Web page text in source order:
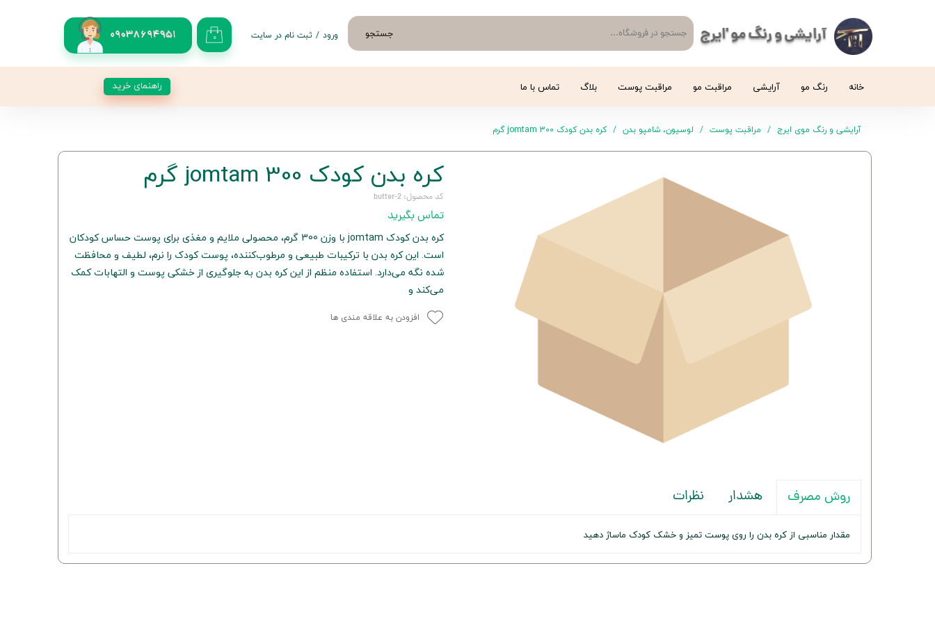
آرایشی و رنگ مو 'ایرج 09038694951 جستجو ۰ ورود / ثبت نام در سایت
خانه رنگ مو آرایشی مراقبت مو مراقبت پوست بلاگ تماس با ما راهنمای خرید
آرایشی و رنگ موی ایرج مراقبت پوست لوسیون، شامپو بدن کره بدن کودک jomtam 300 گرم
کره بدن کودک jomtam 300 گرم
کد محصول: butter-2
تماس بگیرید
کره بدن کودک jomtam با وزن 300 گرم، محصولی ملایم و مغذی برای پوست حساس کودکان
است. این کره بدن با ترکیبات طبیعی و مرطوب‌کننده، پوست کودک را نرم، لطیف و محافظت
شده نگه می‌دارد. استفاده منظم از این کره بدن به جلوگیری از خشکی پوست و التهابات کمک
می‌کند و
افزودن به علاقه مندی ها
روش مصرف هشدار نظرات
مقدار مناسبی از کره بدن را روی پوست تمیز و خشک کودک ماساژ دهید